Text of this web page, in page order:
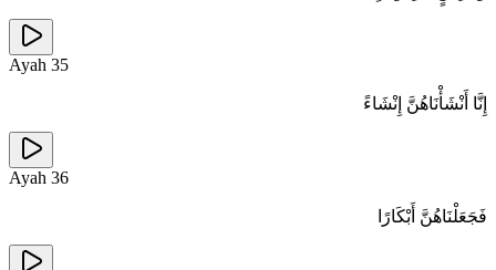
Ayah 35
إِنَّا أَنْشَأْنَاهُنَّ إِنْشَاءً
Ayah 36
فَجَعَلْنَاهُنَّ أَبْكَارًا